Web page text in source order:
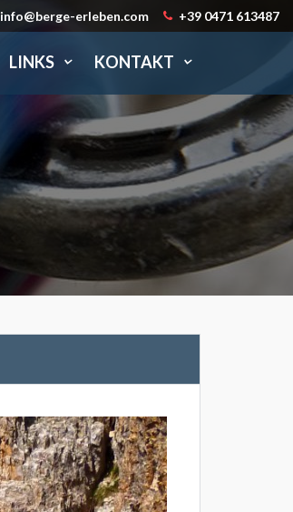
info@berge-erleben.com +39 0471 613487
LINKS KONTAKT